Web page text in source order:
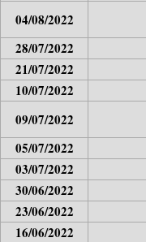
04/08/2022
28/07/2022
21/07/2022
10/07/2022
09/07/2022
05/07/2022
03/07/2022
30/06/2022
23/06/2022
16/06/2022